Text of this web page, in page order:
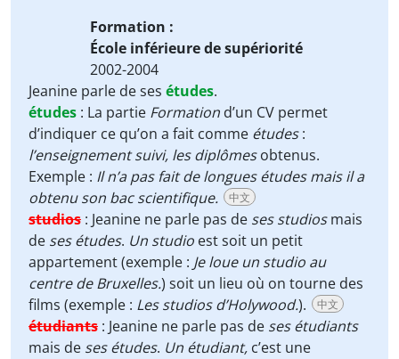
Formation :
École inférieure de supériorité
2002-2004
Jeanine parle de ses études.
études : La partie Formation d’un CV permet
d’indiquer ce qu’on a fait comme études:
l’enseignement suivi, les diplômesobtenus.
Exemple : Il n’a pas fait de longues études mais il a
obtenu son bac scientifique.
中文
studios : Jeanine ne parle pas de ses studiosmais
de ses études. Un studio est soit un petit
appartement (exemple : Je loue un studio au
centre de Bruxelles.) soit un lieu où on tourne des
films (exemple : Les studios d’Holywood.). 中文
étudiants : Jeanine ne parle pas de ses étudiants
mais de ses études. Un étudiant, c’est une